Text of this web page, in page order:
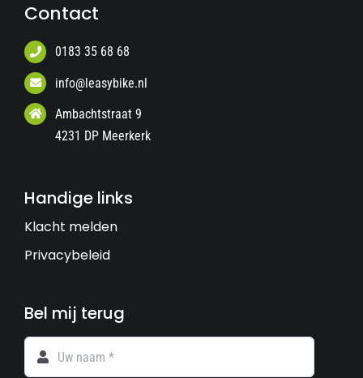
Contact
0183 35 68 68
info@leasybike.nl
Ambachtstraat 9
4231 DP Meerkerk
Handige links
Klacht melden
Privacybeleid
Bel mij terug